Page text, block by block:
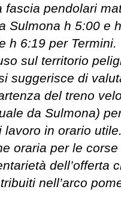
fascia pendolari
Sulmona h 5:00 e
h 6:19 per
sul territorio
suggerisce di
del treno
da Sulmona)
in orario
oraria per le
dell’offerta
nell’arco